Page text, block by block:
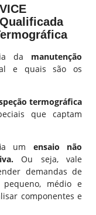
Qualificada
da manutenção
e quais são os
termográfica
que captam
um ensaio não
Ou seja, vale
demandas de
médio e
componentes e